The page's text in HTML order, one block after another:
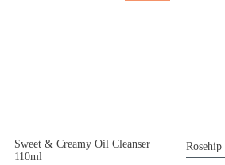
Sweet & Creamy Oil Cleanser
110ml